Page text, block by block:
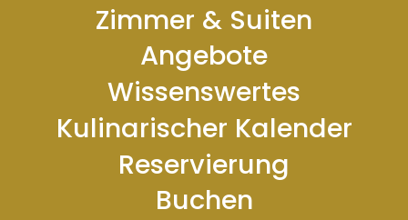
Zimmer & Suiten
Angebote
Wissenswertes
Kulinarischer Kalender
Reservierung
Buchen